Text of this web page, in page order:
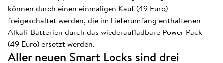
können durch einen einmaligen Kauf (49 Euro)
freigeschaltet werden, die im Lieferumfang enthaltenen
Alkali-Batterien durch das wiederaufladbare Power Pack
(49 Euro) ersetzt werden.
Aller neuen Smart Locks sind drei